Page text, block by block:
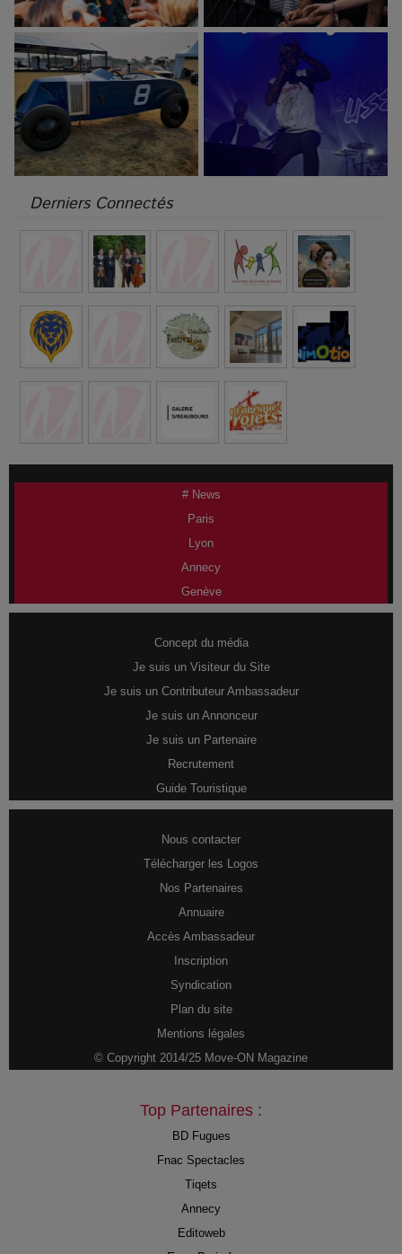
Derniers Connectés
# News
Paris
Lyon
Annecy
Genève
Concept du média
Je suis un Visiteur du Site
Je suis un Contributeur Ambassadeur
Je suis un Annonceur
Je suis un Partenaire
Recrutement
Guide Touristique
Nous contacter
Télécharger les Logos
Nos Partenaires
Annuaire
Accès Ambassadeur
Inscription
Syndication
Plan du site
Mentions légales
© Copyright 2014/25 Move-ON Magazine
Top Partenaires :
BD Fugues
Fnac Spectacles
Tiqets
Annecy
Editoweb